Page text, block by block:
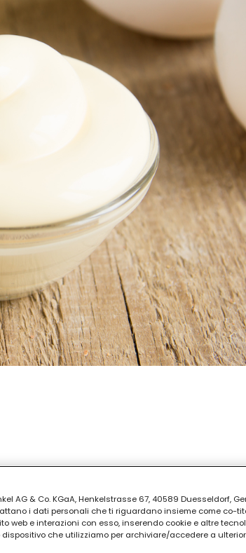
AG & Co. KGaA, Henkelstrasse 67, 40589 Duesseldorf,
i dati personali che ti riguardano insieme come co-
web e interazioni con esso, inserendo cookie e altre
dispositivo che utilizziamo per archiviare/accedere a